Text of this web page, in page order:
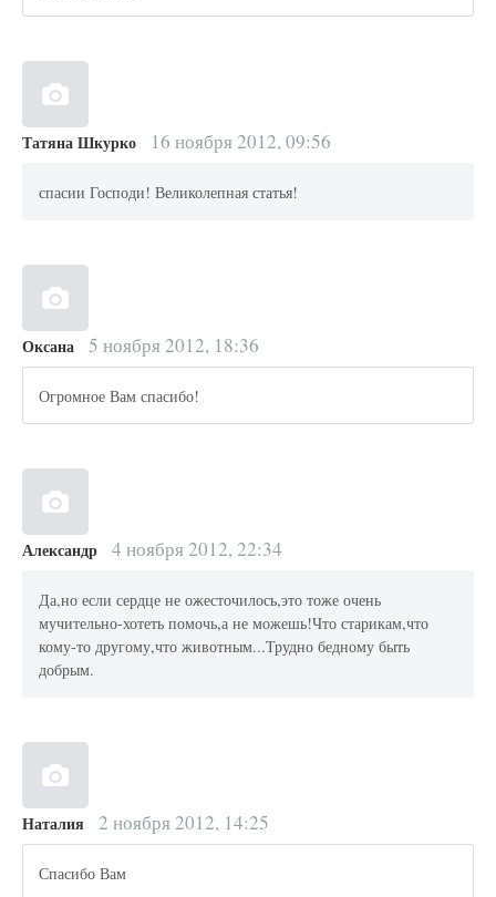
Татяна Шкурко 16 ноября 2012, 09:56
спасии Господи! Великолепная статья!
Оксана 5 ноября 2012, 18:36
Огромное Вам спасибо!
Александр 4 ноября 2012, 22:34
Да,но если сердце не ожесточилось,это тоже очень
мучительно-хотеть помочь,а не можешь!Что старикам,что
кому-то другому,что животным...Трудно бедному быть
добрым.
Наталия 2 ноября 2012, 14:25
Спасибо Вам